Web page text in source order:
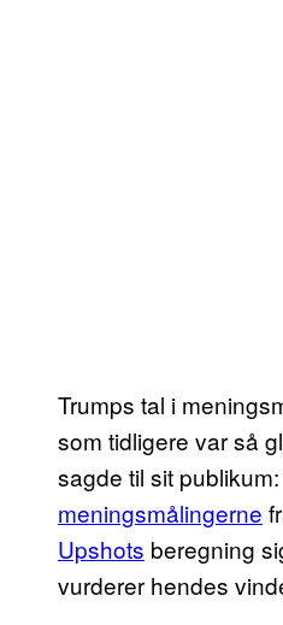
Trumps tal i
som tidligere var så
sagde til sit
meningsmålingerne
Upshots beregning
vurderer hendes